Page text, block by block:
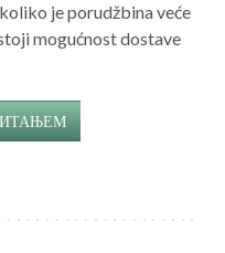
je porudžbina veće
mogućnost dostave